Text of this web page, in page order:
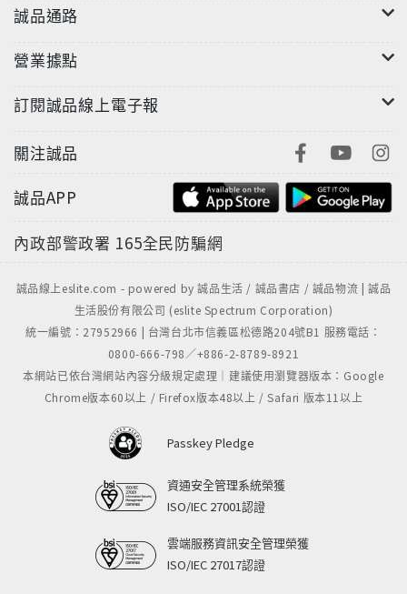
關頭】系列成為影迷追求感官刺激的重要來源，每集已
歐康納的保羅沃克因發生車禍意外身亡而一度讓劇組停
演出，最後分道揚鑣的一幕，搭配神曲「See You
金的傲人成績，立足影史最高票房收入第6位，加總先前
7集也突破38億美金的高票房！由於華裔導演溫子仁忙
於【厲陰宅2】的掌鏡，【玩命關頭8】轉交付以【衝出
Gary Gray)執導。劇情描述：唐老大和莉蒂二度蜜月，
銷，就在這時候，一名神秘女子賽芙的出現，讓地表最
強團隊遭到前所未有的考驗！回歸的堅強卡司包括：肌
肉族的馮迪索(Vin Diesel)+巨石強森(Dwayne
Johnson)、美女蜜雪兒羅德里奎茲(Michelle
Rodriguez)、歌手跨界的泰瑞斯吉布森(Tyrese
角色的傑森史塔森(Jason Statham)+寇特羅素(Kurt
Russell)等人。此集還加入奧斯卡+金球+柏林影后莎莉
賽隆(Charlize Theron)飾演大反派、奧斯卡+英國電影
學院+金球+艾美+坎城影后海倫米蘭(Helen Mirren)，
威特(Scott Eastwood)合組全新陣營！
誠品通路
營業據點
訂閱誠品線上電子報
關注誠品
誠品APP
內政部警政署 165全民防騙網
誠品線上eslite.com - powered by 誠品生活 / 誠品書店 / 誠品物流 | 誠品
生活股份有限公司 (eslite Spectrum Corporation)
統一編號：27952966 | 台灣台北市信義區松德路204號B1 服務電話：
0800-666-798／+886-2-8789-8921
本網站已依台灣網站內容分級規定處理｜建議使用瀏覽器版本：Google
Chrome版本60以上 / Firefox版本48以上 / Safari 版本11以上
Passkey Pledge
資通安全管理系統榮獲
ISO/IEC 27001認證
雲端服務資訊安全管理榮獲
ISO/IEC 27017認證